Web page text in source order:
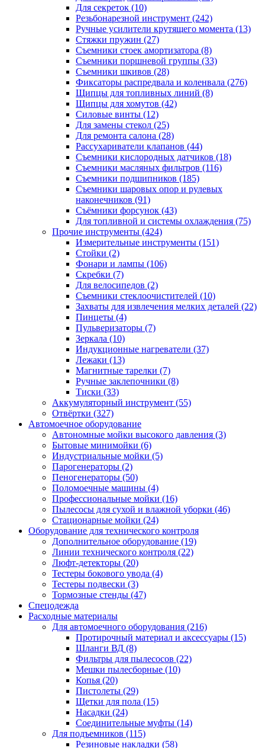
Для секреток (10)
Резьбонарезной инструмент (242)
Ручные усилители крутящего момента (13)
Стяжки пружин (27)
Съемники стоек амортизатора (8)
Съемники поршневой группы (33)
Съемники шкивов (28)
Фиксаторы распредвала и коленвала (276)
Щипцы для топливных линий (8)
Щипцы для хомутов (42)
Силовые винты (12)
Для замены стекол (25)
Для ремонта салона (28)
Рассухариватели клапанов (44)
Съемники кислородных датчиков (18)
Съемники масляных фильтров (116)
Съемники подшипников (185)
Съемники шаровых опор и рулевых
наконечников (91)
Съёмники форсунок (43)
Для топливной и системы охлаждения (75)
Прочие инструменты (424)
Измерительные инструменты (151)
Стойки (2)
Фонари и лампы (106)
Скребки (7)
Для велосипедов (2)
Съемники стеклоочистителей (10)
Захваты для извлечения мелких деталей (22)
Пинцеты (4)
Пульверизаторы (7)
Зеркала (10)
Индукционные нагреватели (37)
Лежаки (13)
Магнитные тарелки (7)
Ручные заклепочники (8)
Тиски (33)
Аккумуляторный инструмент (55)
Отвёртки (327)
Автомоечное оборудование
Автономные мойки высокого давления (3)
Бытовые минимойки (6)
Индустриальные мойки (5)
Парогенераторы (2)
Пеногенераторы (50)
Поломоечные машины (4)
Профессиональные мойки (16)
Пылесосы для сухой и влажной уборки (46)
Стационарные мойки (24)
Оборудование для технического контроля
Дополнительное оборудование (19)
Линии технического контроля (22)
Люфт-детекторы (20)
Тестеры бокового увода (4)
Тестеры подвески (3)
Тормозные стенды (47)
Спецодежда
Расходные материалы
Для автомоечного оборудования (216)
Протирочный материал и аксессуары (15)
Шланги ВД (8)
Фильтры для пылесосов (22)
Мешки пылесборные (10)
Копья (20)
Пистолеты (29)
Щетки для пола (15)
Насадки (24)
Соединительные муфты (14)
Для подъемников (115)
Резиновые накладки (58)